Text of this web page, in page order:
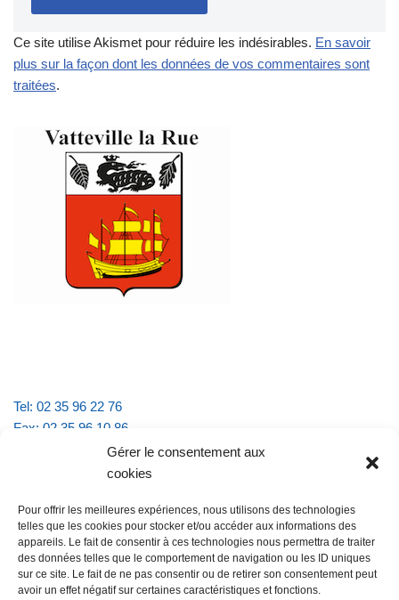
Gérer le consentement aux
cookies
Pour offrir les meilleures expériences, nous utilisons des technologies
telles que les cookies pour stocker et/ou accéder aux informations des
appareils. Le fait de consentir à ces technologies nous permettra de traiter
des données telles que le comportement de navigation ou les ID uniques
sur ce site. Le fait de ne pas consentir ou de retirer son consentement peut
avoir un effet négatif sur certaines caractéristiques et fonctions.
Ce site utilise Akismet pour réduire les indésirables. En savoir
plus sur la façon dont les données de vos commentaires sont
traitées.
Tel: 02 35 96 22 76
Fax: 02 35 96 10 86
Email : mairie.vattevillelarue@wanadoo.fr
lundi et jeudi de 9h à 11h30
mardi et vendredi de 16h à 18h30